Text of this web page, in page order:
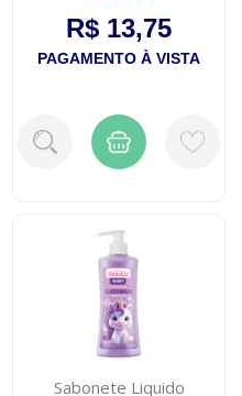
R$ 13,75
PAGAMENTO À VISTA
Sabonete Liquido